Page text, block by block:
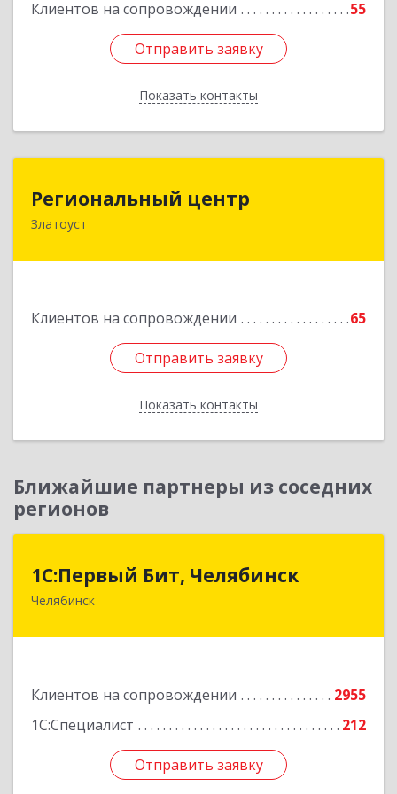
Клиентов на сопровождении 55
Отправить заявку
Показать контакты
Отправить заявку
Назад
Региональный центр
Златоуст
Клиентов на сопровождении 65
Отправить заявку
Показать контакты
Региональный центр
456227, Челябинская обл, Златоуст г, Мира пр-
Отправить заявку
Назад
Ближайшие партнеры из соседних
регионов
1С:Первый Бит, Челябинск
Челябинск
Клиентов на сопровождении
2955
1С:Специалист
212
Отправить заявку
1С:Первый Бит, Челябинск
Отправить заявку